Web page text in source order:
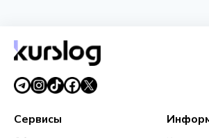
3 августа 2026 г.4 мин чтения
Сервисы